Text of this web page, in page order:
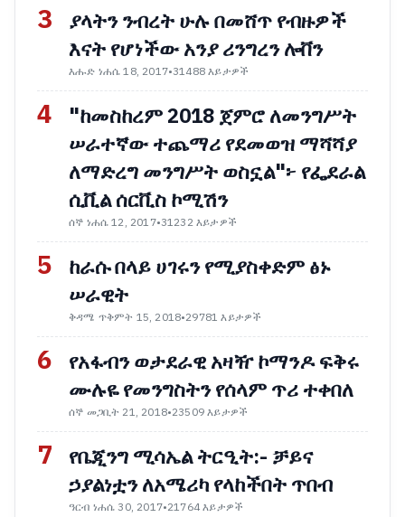
3
ያላትን ንብረት ሁሉ በመሸጥ የብዙዎች
እናት የሆነችው አንያ ሪንግረን ሎቨን
እሑድ ነሐሴ 18, 2017•31488 እይታዎች
4
"ከመስከረም 2018 ጀምሮ ለመንግሥት
ሠራተኛው ተጨማሪ የደመወዝ ማሻሻያ
ለማድረግ መንግሥት ወስኗል"፦ የፌደራል
ሲቪል ሰርቪስ ኮሚሽን
ሰኞ ነሐሴ 12, 2017•31232 እይታዎች
5
ከራሱ በላይ ሀገሩን የሚያስቀድም ፅኑ
ሠራዊት
ቅዳሜ ጥቅምት 15, 2018•29781 እይታዎች
6
የአፋብን ወታደራዊ አዛዥ ኮማንዶ ፍቅሩ
ሙሉዬ የመንግስትን የሰላም ጥሪ ተቀበለ
ሰኞ መጋቢት 21, 2018•23509 እይታዎች
7
የቤጂንግ ሚሳኤል ትርዒት:- ቻይና
ኃያልነቷን ለአሜሪካ የላከችበት ጥበብ
ዓርብ ነሐሴ 30, 2017•21764 እይታዎች